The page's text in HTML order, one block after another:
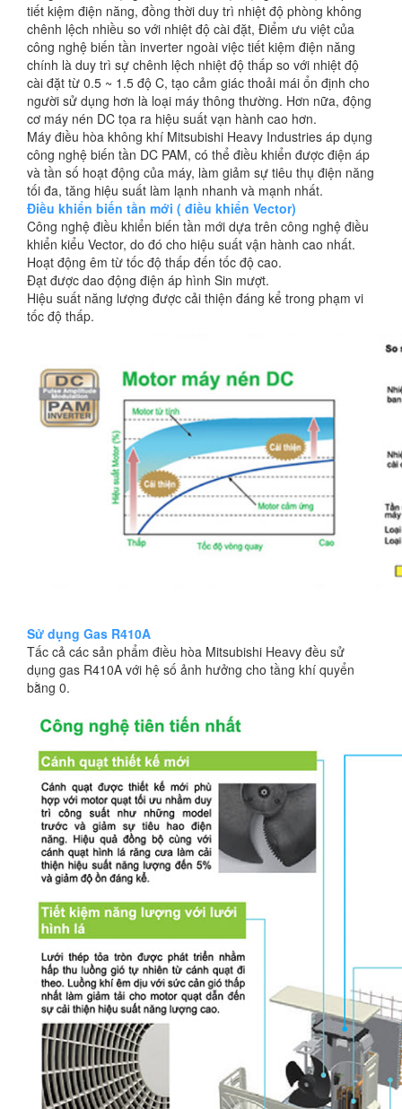
tiết kiệm điện năng, đồng thời duy trì nhiệt độ phòng không
chênh lệch nhiều so với nhiệt độ cài đặt, Điểm ưu việt của
công nghệ biến tần inverter ngoài việc tiết kiệm điện năng
chính là duy trì sự chênh lệch nhiệt độ thấp so với nhiệt độ
cài đặt từ 0.5 ~ 1.5 độ C, tạo cảm giác thoải mái ổn định cho
người sử dụng hơn là loại máy thông thường. Hơn nữa, động
cơ máy nén DC tọa ra hiệu suất vạn hành cao hơn.
Máy điều hòa không khí Mitsubishi Heavy Industries áp dụng
công nghệ biến tần DC PAM, có thể điều khiển được điện áp
và tần số hoạt động của máy, làm giảm sự tiêu thụ điện năng
tối đa, tăng hiệu suất làm lạnh nhanh và mạnh nhất.
Điều khiển biến tần mới ( điều khiển Vector)
Công nghệ điều khiển biến tần mới dựa trên công nghệ điều
khiển kiểu Vector, do đó cho hiệu suất vận hành cao nhất.
Hoạt động êm từ tốc độ thấp đến tốc độ cao.
Đạt được dao động điện áp hình Sin mượt.
Hiệu suất năng lượng được cải thiện đáng kể trong phạm vi
tốc độ thấp.
Sử dụng Gas R410A
Tấc cả các sản phẩm điều hòa Mitsubishi Heavy đều sử
dụng gas R410A với hệ số ảnh hưởng cho tầng khí quyển
bằng 0.